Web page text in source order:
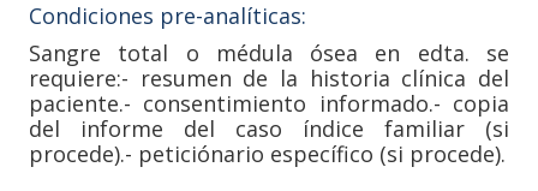
Condiciones pre-analíticas:
Sangre total o médula ósea en edta. se
requiere:- resumen de la historia clínica del
paciente.- consentimiento informado.- copia
del informe del caso índice familiar (si
procede).- peticiónario específico (si procede).